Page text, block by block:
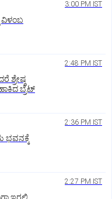
3:00 PM IST
ವಿಳಂಬ
2:48 PM IST
ಶ್ರೇಷ್ಠ
ಬ್ರೆಟ್‌
2:36 PM IST
ಭವನಕ್ಕೆ
2:27 PM IST